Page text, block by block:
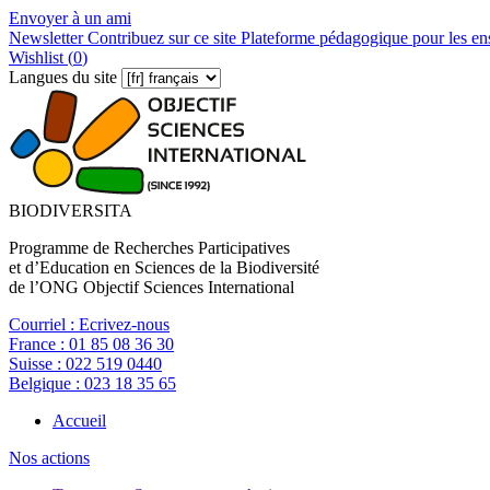
Envoyer à un ami
NewsletterContribuez sur ce site Plateforme pédagogique pour les
Wishlist (0)
Langues du site
BIODIVERSITA
Programme de Recherches Participatives
et d’Education en Sciences de la Biodiversité
de l’ONG Objectif Sciences International
Courriel : Ecrivez-nous
France : 01 85 08 36 30
Suisse : 022 519 0440
Belgique : 023 18 35 65
Accueil
Nos actions